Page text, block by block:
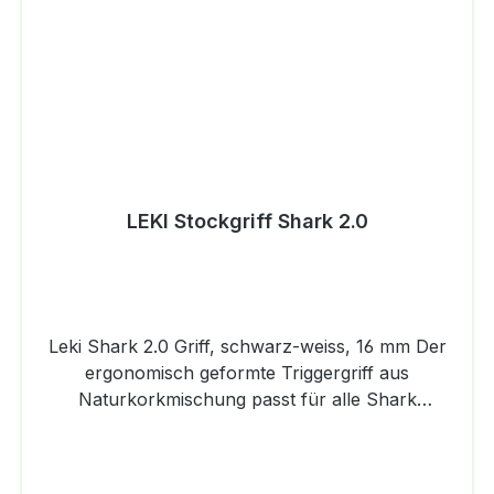
LEKI Stockgriff Shark 2.0
Leki Shark 2.0 Griff, schwarz-weiss, 16 mm Der
ergonomisch geformte Triggergriff aus
Naturkorkmischung passt für alle Shark